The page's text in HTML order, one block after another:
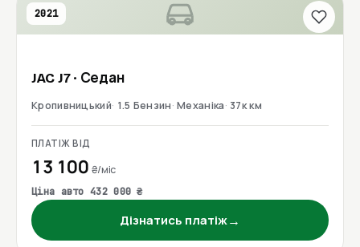
2021
JACJ7· Седан
Кропивницький 1.5 Бензин Механіка 37к км
ПЛАТІЖ ВІД
13 100 ₴/міс
Ціна авто 432 000 ₴
Дізнатись платіж→